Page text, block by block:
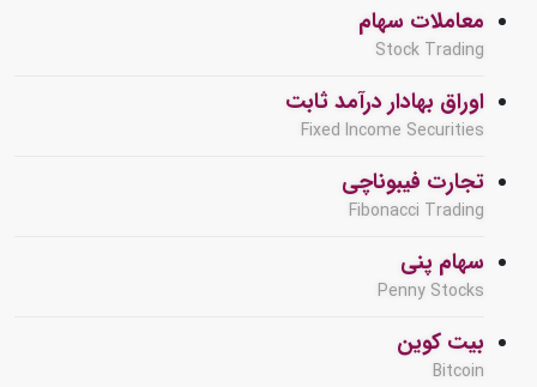
معاملات سهام
Stock Trading
اوراق بهادار درآمد ثابت
Fixed Income Securities
تجارت فیبوناچی
Fibonacci Trading
سهام پنی
Penny Stocks
بیت کوین
Bitcoin